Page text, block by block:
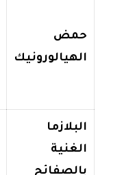
حمض
الهيالورونيك
البلازما
الغنية
بالصفائح